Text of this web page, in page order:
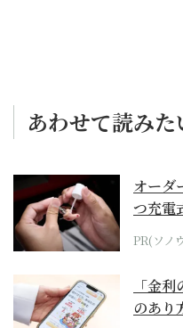
あわせて読みた
オーダ
つ充電
PR(ソノ
「金
のあり